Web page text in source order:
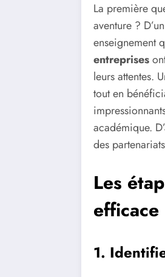
La première
aventure ?
enseignement
entreprises
leurs attentes.
tout en
académique.
des
Les
efficace
1.